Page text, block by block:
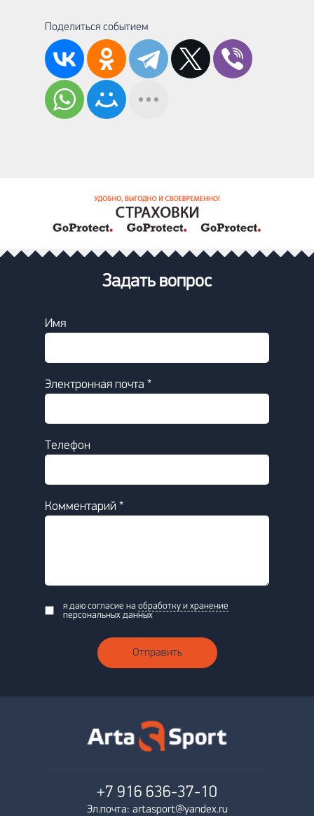
Поделиться событием
Задать вопрос
Имя
Электронная почта *
Телефон
Комментарий *
я даю согласие на обработку и хранение
персональных данных
Отправить
+7 916 636-37-10
Эл.почта: artasport@yandex.ru